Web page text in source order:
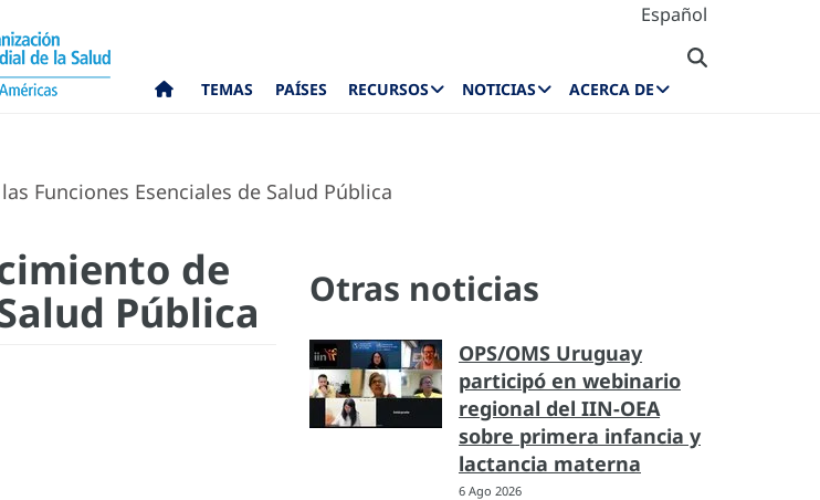
Español
TEMAS PAÍSES RECURSOS NOTICIAS ACERCA DE
Funciones Esenciales de Salud Pública
de
Pública Otras noticias
OPS/OMS Uruguay
participó en webinario
regional del IIN-OEA
sobre primera infancia y
lactancia materna
6 Ago 2026